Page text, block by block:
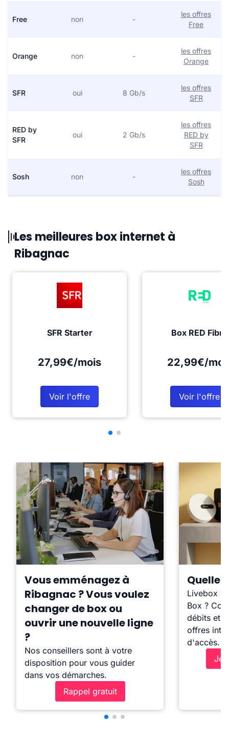
Free non -
les offres
Free
Orange non -
les offres
Orange
SFR oui 8 Gb/s
les offres
SFR
RED by
SFR
oui 2 Gb/s
les offres
RED by
SFR
Sosh non -
les offres
Sosh
Les meilleures box internet à
Ribagnac
SFR Starter
27,99€/mois
Voir l'offre
Box RED Fibre
22,99€/
Voir l'offre
Vous emménagez à
Ribagnac ? Vous voulez
changer de box ou
ouvrir une nouvelle ligne
?
Nos conseillers sont à votre
disposition pour vous guider
dans vos démarches.
Rappel gratuit
Quelle
Livebox ?
Box ?
débits et
offres
d'accès.
Je